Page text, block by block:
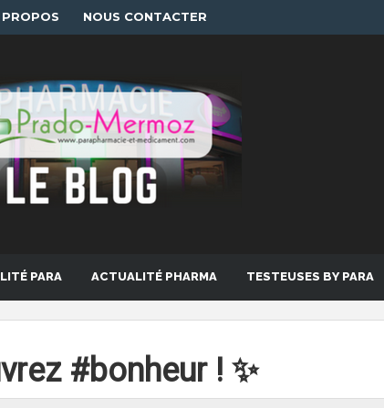
NOUS CONTACTER
PARA ACTUALITÉ PHARMA TESTEUSES BY PARA
#bonheur ! ✨